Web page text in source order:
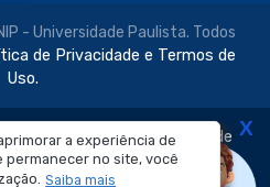
a experiência de
permanecer no site, você
Saiba mais
- Universidade Paulista. Todos
de Privacidade e Termos de
Uso.
neste site são de
Sistema de Ensino Objetivo e
X